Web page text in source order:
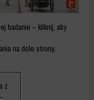
badanie – kliknij, aby
na dole strony.
z